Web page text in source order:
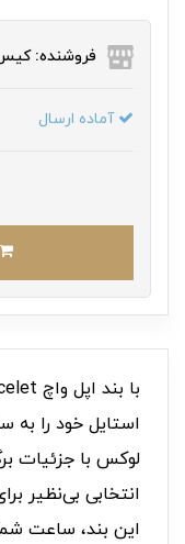
فروشنده: کیس
آماده ارسال
استایل خود را
لوکس با جزئیات
انتخابی بی‌نظیر
این بند، ساعت شما